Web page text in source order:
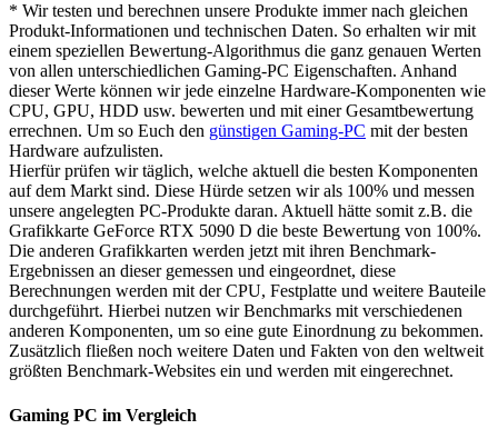
* Wir testen und berechnen unsere Produkte immer nach gleichen
Produkt-Informationen und technischen Daten. So erhalten wir mit
einem speziellen Bewertung-Algorithmus die ganz genauen Werten
von allen unterschiedlichen Gaming-PC Eigenschaften. Anhand
dieser Werte können wir jede einzelne Hardware-Komponenten wie
CPU, GPU, HDD usw. bewerten und mit einer Gesamtbewertung
errechnen. Um so Euch den günstigen Gaming-PC mit der besten
Hardware aufzulisten.
Hierfür prüfen wir täglich, welche aktuell die besten Komponenten
auf dem Markt sind. Diese Hürde setzen wir als 100% und messen
unsere angelegten PC-Produkte daran. Aktuell hätte somit z.B. die
Grafikkarte GeForce RTX 5090 D die beste Bewertung von 100%.
Die anderen Grafikkarten werden jetzt mit ihren Benchmark-
Ergebnissen an dieser gemessen und eingeordnet, diese
Berechnungen werden mit der CPU, Festplatte und weitere Bauteile
durchgeführt. Hierbei nutzen wir Benchmarks mit verschiedenen
anderen Komponenten, um so eine gute Einordnung zu bekommen.
Zusätzlich fließen noch weitere Daten und Fakten von den weltweit
größten Benchmark-Websites ein und werden mit eingerechnet.
Gaming PC im Vergleich